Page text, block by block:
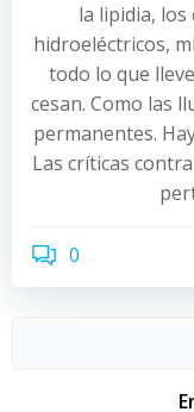
la lipidia,
hidroeléctricos,
todo lo que
cesan. Como las
permanentes.
Las críticas
0